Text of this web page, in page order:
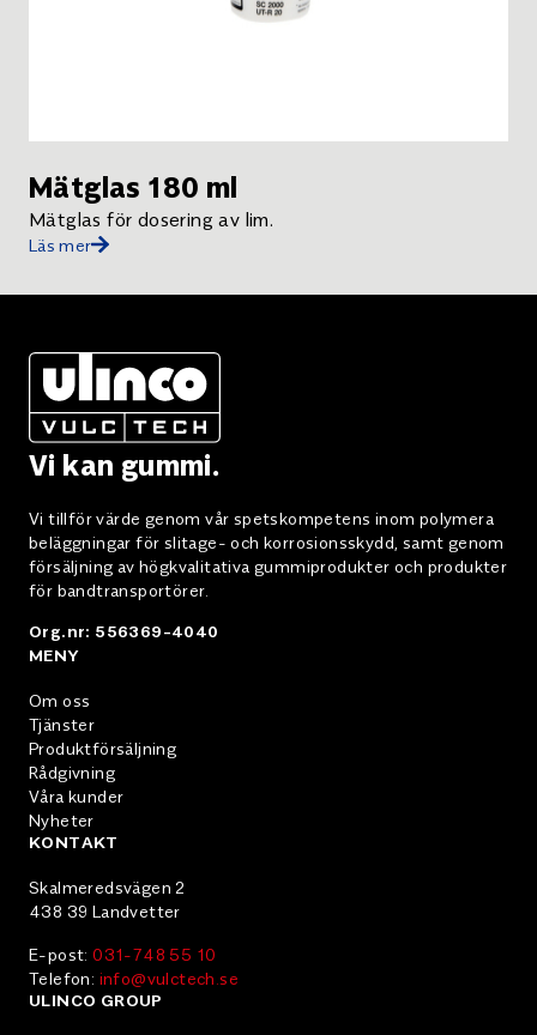
Mätglas 180 ml
Mätglas för dosering av lim.
Läs mer
Vi kan gummi.
Vi tillför värde genom vår spetskompetens inom polymera
beläggningar för slitage- och korrosionsskydd, samt genom
försäljning av högkvalitativa gummiprodukter och produkter
för bandtransportörer.
Org.nr: 556369-4040
MENY
Om oss
Tjänster
Produktförsäljning
Rådgivning
Våra kunder
Nyheter
KONTAKT
Skalmeredsvägen 2
438 39 Landvetter
E-post:031-748 55 10
Telefon: info@vulctech.se
ULINCO GROUP